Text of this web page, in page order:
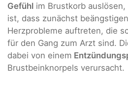
Gefühl im Brustkorb
ist, dass zunächst
Herzprobleme auftreten, die
für den Gang zum Arzt sind.
dabei von einem
Brustbeinknorpels verursacht.